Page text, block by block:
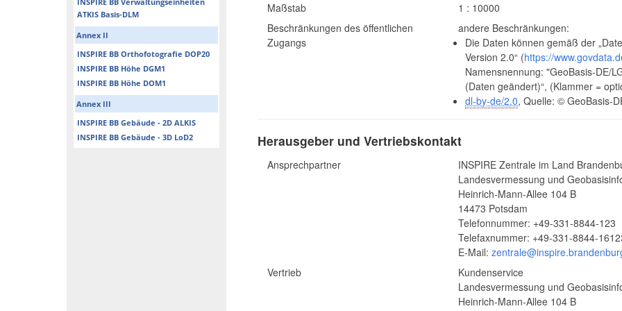
ATKIS Basis-DLM
Annex II
INSPIRE BB Orthofotografie DOP20
INSPIRE BB Höhe DGM1
INSPIRE BB Höhe DOM1
Annex III
INSPIRE BB Gebäude - 2D ALKIS
INSPIRE BB Gebäude - 3D LoD2
Maßstab
1 : 10000
Beschränkungen des öffentlichen
Zugangs
andere Beschränkungen:
Die Daten können gemäß der
Version 2.0“ (https://
Namensnennung: "GeoBasis-DE/
(Daten geändert)“, (Klammer =
dl-by-de/2.0, Quelle: © GeoBasis-
Herausgeber und Vertriebskontakt
Ansprechpartner
INSPIRE Zentrale im Land
Landesvermessung und
Heinrich-Mann-Allee 104 B
14473 Potsdam
Telefonnummer: +49-331-8844-123
Telefaxnummer: +49-331-8844-
E-Mail:
Vertrieb
Kundenservice
Landesvermessung und
Heinrich-Mann-Allee 104 B